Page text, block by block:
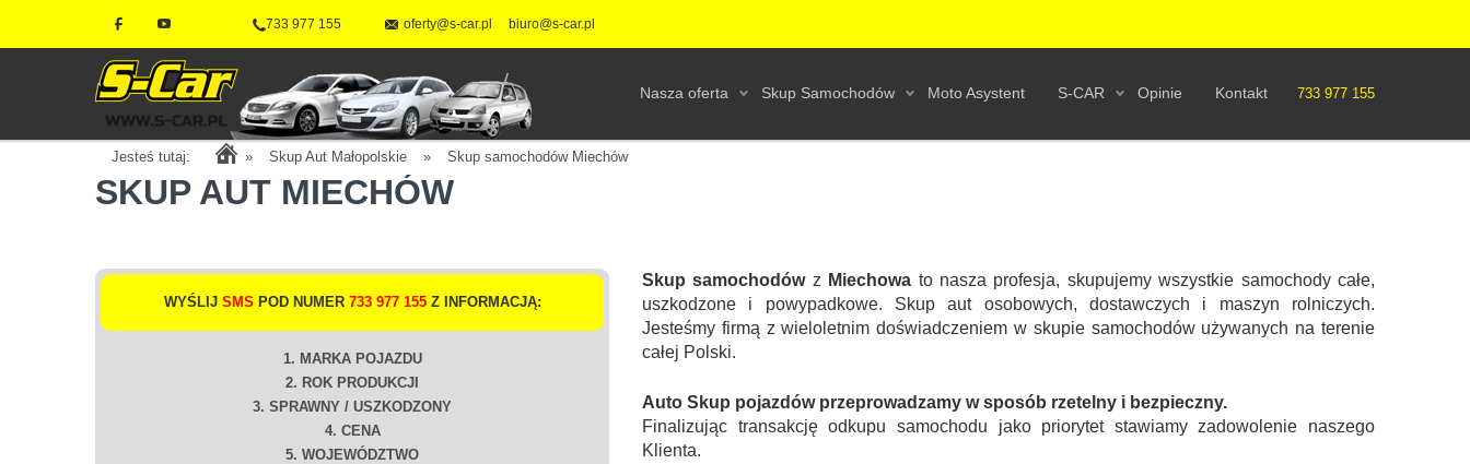
733 977 155 oferty@s-car.pl biuro@s-car.pl
733 977 155
Nasza oferta Skup Samochodów Moto Asystent S-CAR Opinie Kontakt
Jesteś tutaj: » Skup Aut Małopolskie » Skup samochodów Miechów
SKUP AUT MIECHÓW
WYŚLIJ SMS POD NUMER 733 977 155Z INFORMACJĄ:
1. MARKA POJAZDU
2. ROK PRODUKCJI
3. SPRAWNY / USZKODZONY
4. CENA
5. WOJEWÓDZTWO
Skup samochodówz Miechowa to nasza profesja, skupujemy wszystkie samochody całe,
uszkodzone i powypadkowe. Skup aut osobowych, dostawczych i maszyn rolniczych.
Jesteśmy firmą z wieloletnim doświadczeniem w skupie samochodów używanych na terenie
całej Polski.
Auto Skup pojazdów przeprowadzamy w sposób rzetelny i bezpieczny.
Finalizując transakcję odkupu samochodu jako priorytet stawiamy zadowolenie naszego
Klienta.